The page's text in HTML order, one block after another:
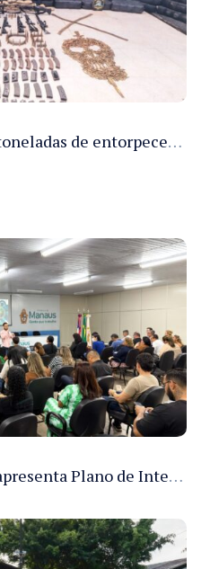
PMAM apreende 16,6 toneladas de entorpecentes e registra aumento nas prisões em flagrante e nas capturas de foragidos no primeiro semestre de 2026
Prefeitura de Manaus apresenta Plano de Integridade da CGM e qualifica servidores para governança e conformidade no biênio 2027-2028